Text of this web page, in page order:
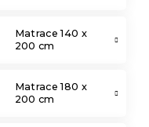
Matrace 140 x
200 cm
Matrace 180 x
200 cm